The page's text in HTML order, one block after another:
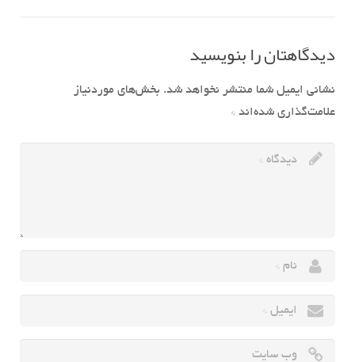
دیدگاهتان را بنویسید
نشانی ایمیل شما منتشر نخواهد شد. بخش‌های موردنیاز
علامت‌گذاری شده‌اند *